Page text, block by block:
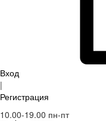
Вход
|
Регистрация
10.00-19.00 пн-пт